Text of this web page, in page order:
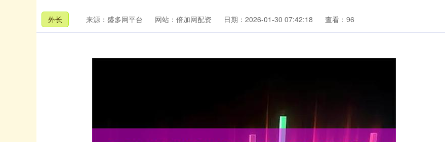
外长 来源：盛多网平台 网站：倍加网配资 日期：2026-01-30 07:42:18 查看：96